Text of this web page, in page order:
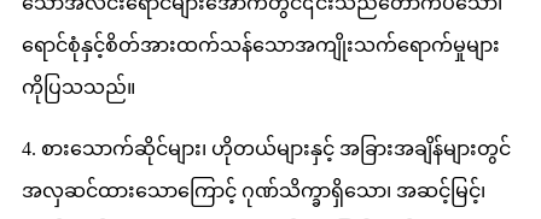
ရောင်စုံနှင့်စိတ်အားထက်သန်သောအကျိုးသက်ရောက်မှုများ
ကိုပြသသည်။
4. စားသောက်ဆိုင်များ၊ ဟိုတယ်များနှင့် အခြားအချိန်များတွင်
အလှဆင်ထားသောကြောင့် ဂုဏ်သိက္ခာရှိသော၊ အဆင့်မြင့်၊